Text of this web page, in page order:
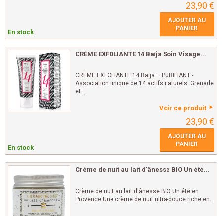
23,90 €
En stock
AJOUTER AU
PANIER
CRÈME EXFOLIANTE 14 Baïja Soin Visage...
CRÈME EXFOLIANTE 14 Baïja – PURIFIANT -
Association unique de 14 actifs naturels. Grenade
et...
Voir ce produit
23,90 €
En stock
AJOUTER AU
PANIER
Crème de nuit au lait d'ânesse BIO Un été...
Crème de nuit au lait d'ânesse BIO Un été en
Provence Une crème de nuit ultra-douce riche en...